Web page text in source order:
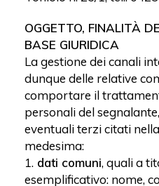
OGGETTO, FINALITÀ
BASE GIURIDICA
La gestione dei canali
dunque delle relative
comportare il
personali del
eventuali terzi citati
medesima:
1. dati comuni, quali a
esemplificativo: nome,